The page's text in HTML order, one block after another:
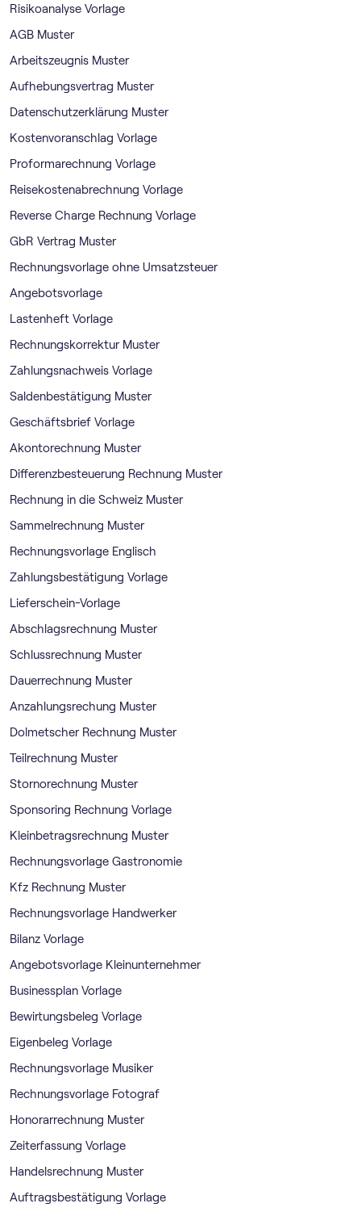
Risikoanalyse Vorlage
AGB Muster
Arbeitszeugnis Muster
Aufhebungsvertrag Muster
Datenschutzerklärung Muster
Kostenvoranschlag Vorlage
Proformarechnung Vorlage
Reisekostenabrechnung Vorlage
Reverse Charge Rechnung Vorlage
GbR Vertrag Muster
Rechnungsvorlage ohne Umsatzsteuer
Angebotsvorlage
Lastenheft Vorlage
Rechnungskorrektur Muster
Zahlungsnachweis Vorlage
Saldenbestätigung Muster
Geschäftsbrief Vorlage
Akontorechnung Muster
Differenzbesteuerung Rechnung Muster
Rechnung in die Schweiz Muster
Sammelrechnung Muster
Rechnungsvorlage Englisch
Zahlungsbestätigung Vorlage
Lieferschein-Vorlage
Abschlagsrechnung Muster
Schlussrechnung Muster
Dauerrechnung Muster
Anzahlungsrechung Muster
Dolmetscher Rechnung Muster
Teilrechnung Muster
Stornorechnung Muster
Sponsoring Rechnung Vorlage
Kleinbetragsrechnung Muster
Rechnungsvorlage Gastronomie
Kfz Rechnung Muster
Rechnungsvorlage Handwerker
Bilanz Vorlage
Angebotsvorlage Kleinunternehmer
Businessplan Vorlage
Bewirtungsbeleg Vorlage
Eigenbeleg Vorlage
Rechnungsvorlage Musiker
Rechnungsvorlage Fotograf
Honorarrechnung Muster
Zeiterfassung Vorlage
Handelsrechnung Muster
Auftragsbestätigung Vorlage